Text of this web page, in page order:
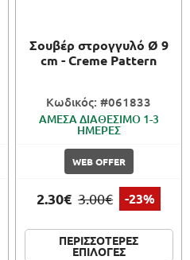
Σουβέρ στρογγυλό Ø 9
cm - Creme Pattern
Κωδικός: #061833
ΑΜΕΣΑ ΔΙΑΘΕΣΙΜΟ 1-3
ΗΜΕΡΕΣ
WEB OFFER
2.30€ 3.00€ -23%
ΠΕΡΙΣΣΟΤΕΡΕΣ
ΕΠΙΛΟΓΕΣ